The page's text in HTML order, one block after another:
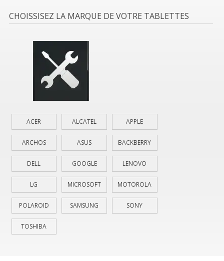
CHOISSISEZ LA MARQUE DE VOTRE TABLETTES
ACER ALCATEL APPLE
ARCHOS ASUS BACKBERRY
DELL GOOGLE LENOVO
LG MICROSOFT MOTOROLA
POLAROID SAMSUNG SONY
TOSHIBA